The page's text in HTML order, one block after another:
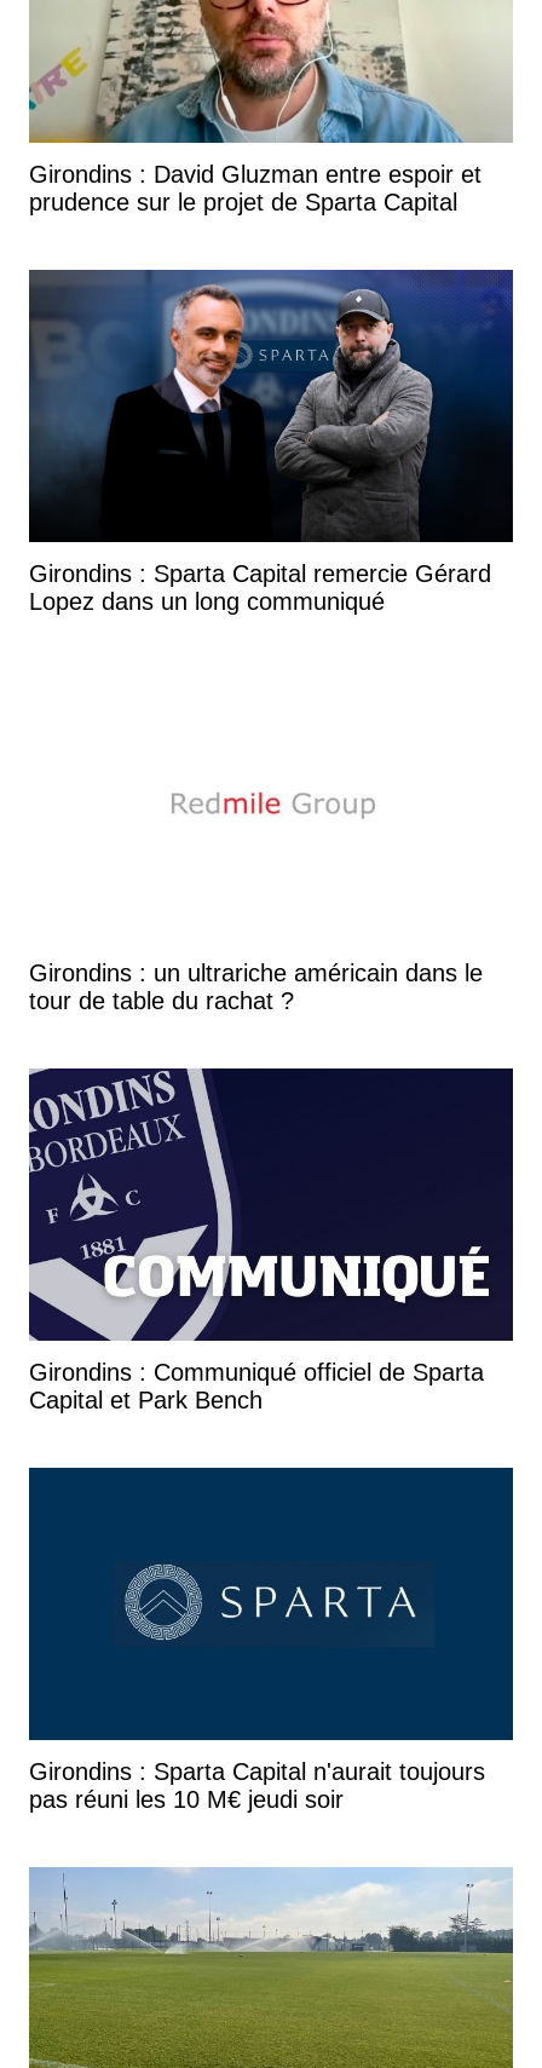
Girondins : David Gluzman entre espoir et
prudence sur le projet de Sparta Capital
Girondins : Sparta Capital remercie Gérard
Lopez dans un long communiqué
Girondins : un ultrariche américain dans le
tour de table du rachat ?
Girondins : Communiqué officiel de Sparta
Capital et Park Bench
Girondins : Sparta Capital n'aurait toujours
pas réuni les 10 M€ jeudi soir